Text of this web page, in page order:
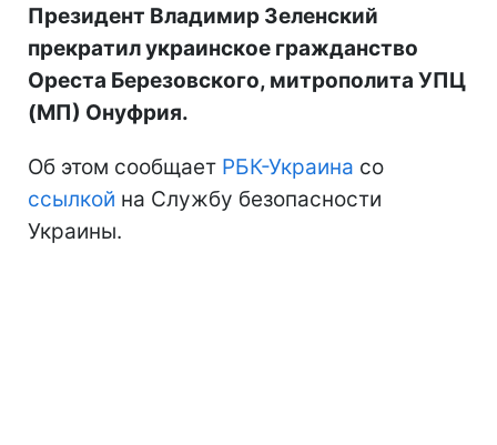
Президент Владимир Зеленский
прекратил украинское гражданство
Ореста Березовского, митрополита УПЦ
(МП) Онуфрия.
Об этом сообщает РБК-Украина со
ссылкой на Службу безопасности
Украины.